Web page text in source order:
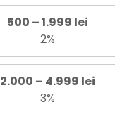
500 – 1.999 lei
2%
2.000 – 4.999 lei
3%